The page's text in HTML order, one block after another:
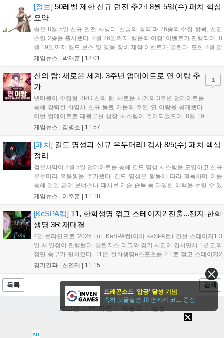
행한다. 카카오톡 채널 추가 시 4주간 아이템을 증정하며 자세한
내용은 공식 홈페이지에서 확인할 수 있다....
[정보] 50레벨 제한 신규 던전 추가! 8월 5일(수) 패치 핵심
요약
솔은 8월 5일 신규 안전 사냥터 '천궁의 성역'과 26종의 수집 항목, 신권
스킬 2종을 출시했다. 8월 26일까지 '행운의 여정' 이벤트가 진행되며, 8
월 19일까지 월드 보스 및 영웅 장비 제작 이벤트가 열린다. 또한 8월 말
대규모 업데이트 'EPISODE 01 - GENESIS'를 통해 신규 클래스 힐러와
게임뉴스 | 박재훈 12:01
신의 탑: 새로운 세계, 3주년 업데이트로 연 이랑 추
가
넷마블이 수집형 RPG 신의 탑: 새로운 세계의 3주년 업데이트를
통해 강력한 화염사 신규 동료 가문의 주인 연 이랑을 공개했다.
이번 업데이트로 레볼루션 성장 시스템이 추가되었으며, 8월 19
일까지 연 이랑 획득 미션과 논스톱 SSR+ 소환 등 다양한 기념 이
있고, 친구 초대 및 데일리 미션을 통해 풍성한 보상을 획득할 수
있다. 상세 내용은 공식 홈페이지에서 확인 가능하다....
게임뉴스 | 김병호 11:57
1
[패치] 길드 명성과 신규 우두머리! 검사 8/5(수) 패치 핵심
정리
검은사막이 8월 5일 업데이트를 통해 길드 명성 시스템을 도입하고 신규
우두머리 흑봉황을 추가했다. 길드 명성은 활동에 따라 획득하며 이를
통해 일일 급여 보너스나 패시브 기술 습득 등 다양한 혜택을 누릴 수 있
다. 또한 기존 월드 우두머리 출현 시 일정 확률로 등장하는 흑봉황을 처
추가와 전승 닌자 및 에이전트 클래스 개선 등이 함께 진행되었다....
게임뉴스 | 이주훈 11:18
[KeSPA컵] T1, 한화생명 꺾고 스테이지2 진출...젠지-한화
생명 3R 재대결
4일 온라인으로 '2026 LoL KeSPA컵(이하 KeSPA컵)' 결선 스테이지1 3
일 차 일정이 진행됐다. 챌린저스 리그와 경기 시간이 겹치면서 1군 간의
정면 승부가 펼쳐졌다. T1은 한화생명e스포츠를 2:1로 꺾고 스테이지2
로 진출했고, 젠지 e스포츠는 DN 수퍼스를 완파하며 3라운드로 향했다.
경기결과 | 신연재 11:15
목록 검색
로그인 PC화면
청소년보호정책
AD
드래곤소드 '압긍' 달성 기념
축하 댓글달면 10 명에게 코드 증정